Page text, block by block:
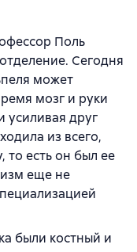
Поль
Сегодня
может
мозг и руки
усиливая друг
из всего,
то есть он был ее
еще не
были костный и